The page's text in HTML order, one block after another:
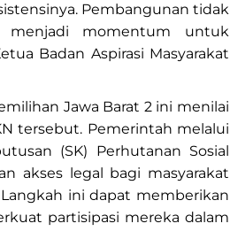
Pembangunan tidak
menjadi momentum untuk
Badan Aspirasi Masyarakat
Jawa Barat 2 ini menilai
tersebut. Pemerintah melalui
(SK) Perhutanan Sosial
akses legal bagi masyarakat
ini dapat memberikan
partisipasi mereka dalam